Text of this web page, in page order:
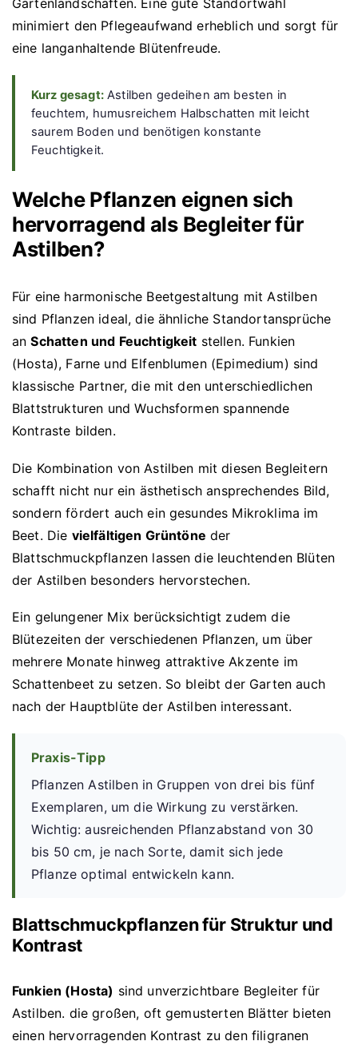
Gartenlandschaften. Eine gute Standortwahl
minimiert den Pflegeaufwand erheblich und sorgt für
eine langanhaltende Blütenfreude.
Kurz gesagt:Astilben gedeihen am besten in
feuchtem, humusreichem Halbschatten mit leicht
saurem Boden und benötigen konstante
Feuchtigkeit.
Welche Pflanzen eignen sich
hervorragend als Begleiter für
Astilben?
Für eine harmonische Beetgestaltung mit Astilben
sind Pflanzen ideal, die ähnliche Standortansprüche
anSchatten und Feuchtigkeit stellen. Funkien
(Hosta), Farne und Elfenblumen (Epimedium) sind
klassische Partner, die mit den unterschiedlichen
Blattstrukturen und Wuchsformen spannende
Kontraste bilden.
Die Kombination von Astilben mit diesen Begleitern
schafft nicht nur ein ästhetisch ansprechendes Bild,
sondern fördert auch ein gesundes Mikroklima im
Beet. Die vielfältigen Grüntöne der
Blattschmuckpflanzen lassen die leuchtenden Blüten
der Astilben besonders hervorstechen.
Ein gelungener Mix berücksichtigt zudem die
Blütezeiten der verschiedenen Pflanzen, um über
mehrere Monate hinweg attraktive Akzente im
Schattenbeet zu setzen. So bleibt der Garten auch
nach der Hauptblüte der Astilben interessant.
Praxis-Tipp
Pflanzen Astilben in Gruppen von drei bis fünf
Exemplaren, um die Wirkung zu verstärken.
Wichtig: ausreichenden Pflanzabstand von 30
bis 50 cm, je nach Sorte, damit sich jede
Pflanze optimal entwickeln kann.
Blattschmuckpflanzen für Struktur und
Kontrast
Funkien (Hosta) sind unverzichtbare Begleiter für
Astilben. die großen, oft gemusterten Blätter bieten
einen hervorragenden Kontrast zu den filigranen